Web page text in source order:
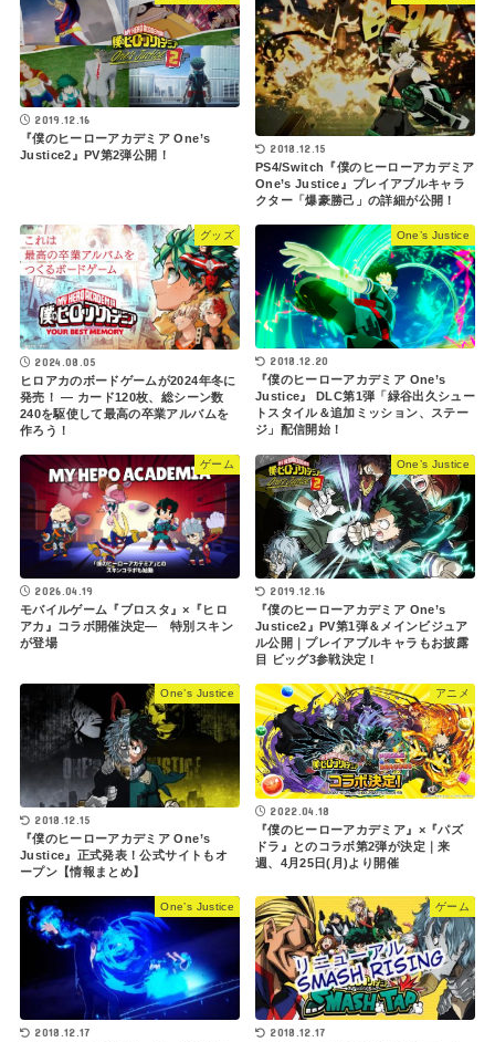
2019.12.16
『僕のヒーローアカデミア One’s
Justice2』PV第2弾公開！
2018.12.15
PS4/Switch『僕のヒーローアカデミア
One’s Justice』プレイアブルキャラ
クター「爆豪勝己」の詳細が公開！
グッズ
2024.08.05
ヒロアカのボードゲームが2024年冬に
発売！ ― カード120枚、総シーン数
240を駆使して最高の卒業アルバムを
作ろう！
One’s Justice
2018.12.20
『僕のヒーローアカデミア One’s
Justice』 DLC第1弾「緑谷出久シュー
トスタイル＆追加ミッション、ステー
ジ」配信開始！
ゲーム
2026.04.19
モバイルゲーム『ブロスタ』×『ヒロ
アカ』コラボ開催決定― 特別スキン
が登場
One’s Justice
2019.12.16
『僕のヒーローアカデミア One’s
Justice2』PV第1弾＆メインビジュア
ル公開｜プレイアブルキャラもお披露
目 ビッグ3参戦決定！
One’s Justice
2018.12.15
『僕のヒーローアカデミア One’s
Justice』正式発表！公式サイトもオ
ープン【情報まとめ】
アニメ
2022.04.18
『僕のヒーローアカデミア』×『パズ
ドラ』とのコラボ第2弾が決定｜来
週、4月25日(月)より開催
One’s Justice
2018.12.17
ゲーム
2018.12.17